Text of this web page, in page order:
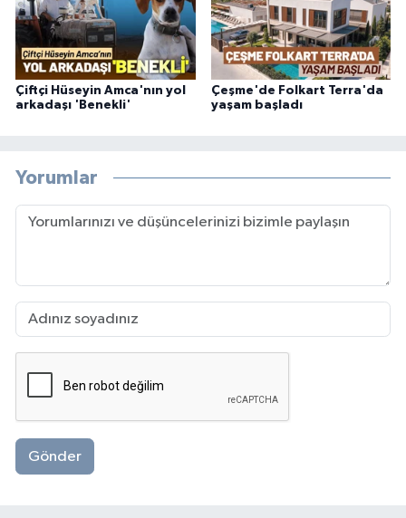
Çiftçi Hüseyin Amca'nın yol
arkadaşı 'Benekli'
Çeşme'de Folkart Terra'da
yaşam başladı
Yorumlar
Gönder